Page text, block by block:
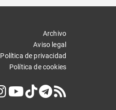
Archivo
Aviso legal
Política de privacidad
Política de cookies